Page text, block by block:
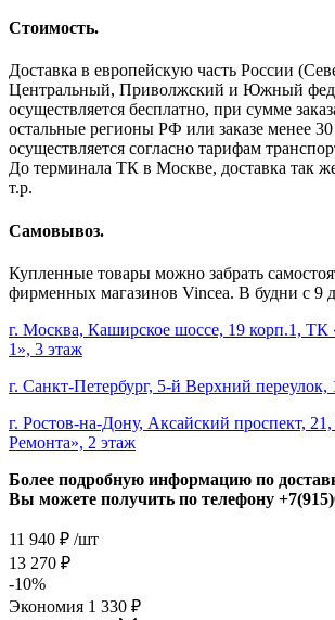
Стоимость.
Доставка в европейскую часть России
Центральный, Приволжский и Южный
осуществляется бесплатно, при сумме
остальные регионы РФ или заказе менее 30
осуществляется согласно тарифам
До терминала ТК в Москве, доставка так
т.р.
Самовывоз.
Купленные товары можно забрать
фирменных магазинов Vincea. В будни с 9
г. Москва, Каширское шоссе, 19 корп.1,
1», 3 этаж
г. Санкт-Петербург, 5-й Верхний переулок,
г. Ростов-на-Дону, Аксайский проспект,
Ремонта», 2 этаж
Более подробную информацию по
Вы можете получить по телефону
11 940 ₽ /шт
13 270 ₽
-10%
Экономия 1 330 ₽